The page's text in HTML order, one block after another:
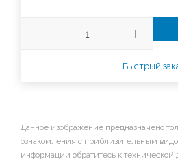
Быстрый
Данное изображение предназначено
ознакомления с приблизительным
информации обратитесь к